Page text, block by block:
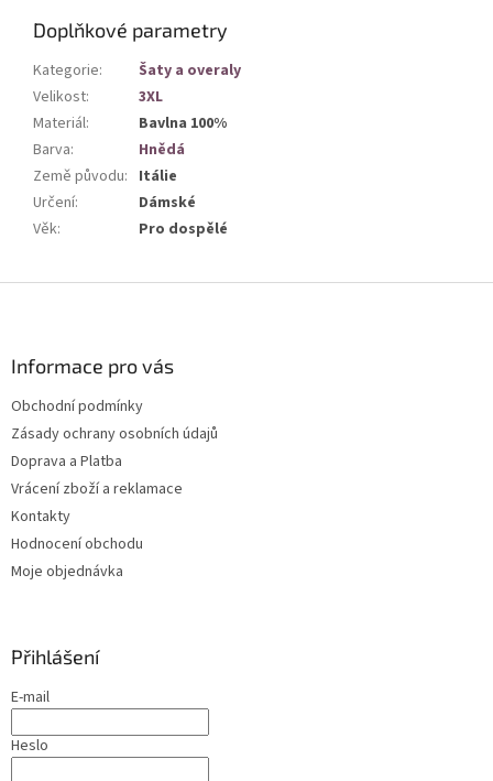
Doplňkové parametry
Kategorie:
Šaty a overaly
Velikost:
3XL
Materiál:
Bavlna 100%
Barva:
Hnědá
Země původu: Itálie
Určení:
Dámské
Věk: Pro dospělé
Informace pro vás
Obchodní podmínky
Zásady ochrany osobních údajů
Doprava a Platba
Vrácení zboží a reklamace
Kontakty
Hodnocení obchodu
Moje objednávka
Přihlášení
E-mail
Heslo